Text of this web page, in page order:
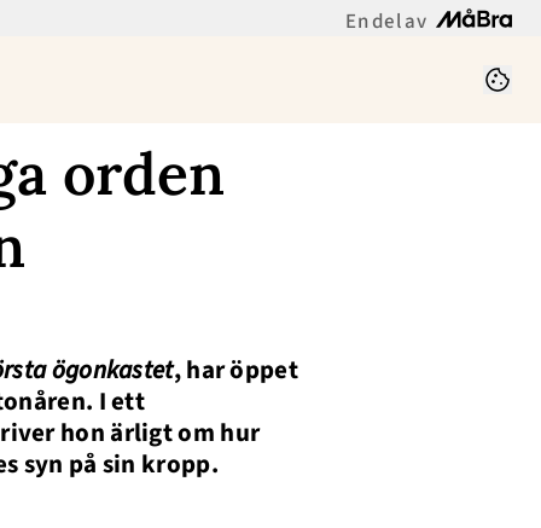
En del av
orden
ögonkastet, har öppet
I ett
hon ärligt om hur
syn på sin kropp.